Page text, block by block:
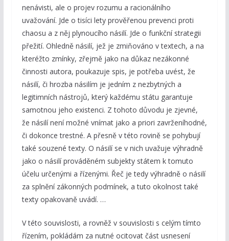
nenávisti, ale o projev rozumu a racionálního
uvažování. Jde o tisíci lety prověřenou prevenci proti
chaosu a z něj plynoucího násilí. Jde o funkční strategii
přežití. Ohledně násilí, jež je zmiňováno v textech, a na
kteréžto zmínky, zřejmě jako na důkaz nezákonné
činnosti autora, poukazuje spis, je potřeba uvést, že
násilí, či hrozba násilím je jedním z nezbytných a
legitimních nástrojů, který každému státu garantuje
samotnou jeho existenci. Z tohoto důvodu je zjevné,
že násilí není možné vnímat jako a priori zavrženíhodné,
či dokonce trestné. A přesně v této rovině se pohybují
také souzené texty. O násilí se v nich uvažuje výhradně
jako o násilí prováděném subjekty státem k tomuto
účelu určenými a řízenými. Řeč je tedy výhradně o násilí
za splnění zákonných podmínek, a tuto okolnost také
texty opakovaně uvádí. …
V této souvislosti, a rovněž v souvislosti s celým tímto
řízením, pokládám za nutné ocitovat část usnesení